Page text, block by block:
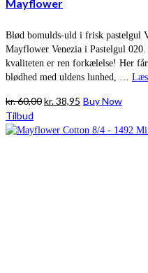
Mayflower
Blød bomulds-uld i frisk pastelgul
Mayflower Venezia i Pastelgul
kvaliteten er ren forkælelse! Her
blødhed med uldens lunhed, …
kr.60,00Den
pris
kr.38,95 Den
pris
Buy Now
Tilbud